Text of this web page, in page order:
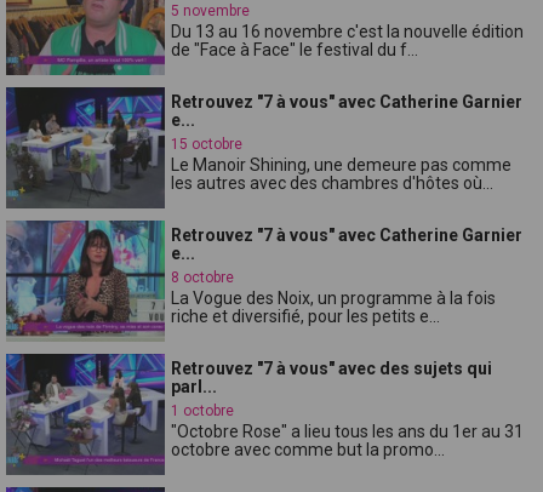
5 novembre
Du 13 au 16 novembre c'est la nouvelle édition
de "Face à Face" le festival du f...
Retrouvez "7 à vous" avec Catherine Garnier
e...
15 octobre
Le Manoir Shining, une demeure pas comme
les autres avec des chambres d'hôtes où...
Retrouvez "7 à vous" avec Catherine Garnier
e...
8 octobre
La Vogue des Noix, un programme à la fois
riche et diversifié, pour les petits e...
Retrouvez "7 à vous" avec des sujets qui
parl...
1 octobre
"Octobre Rose" a lieu tous les ans du 1er au 31
octobre avec comme but la promo...